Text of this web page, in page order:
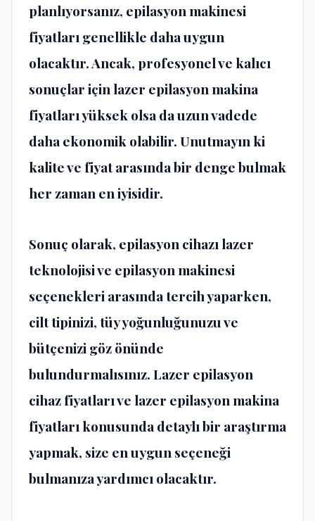
planlıyorsanız, epilasyon makinesi
fiyatları genellikle daha uygun
olacaktır. Ancak, profesyonel ve kalıcı
sonuçlar için lazer epilasyon makina
fiyatları yüksek olsa da uzun vadede
daha ekonomik olabilir. Unutmayın ki
kalite ve fiyat arasında bir denge bulmak
her zaman en iyisidir.
Sonuç olarak, epilasyon cihazı lazer
teknolojisi ve epilasyon makinesi
seçenekleri arasında tercih yaparken,
cilt tipinizi, tüy yoğunluğunuzu ve
bütçenizi göz önünde
bulundurmalısınız. Lazer epilasyon
cihaz fiyatları ve lazer epilasyon makina
fiyatları konusunda detaylı bir araştırma
yapmak, size en uygun seçeneği
bulmanıza yardımcı olacaktır.